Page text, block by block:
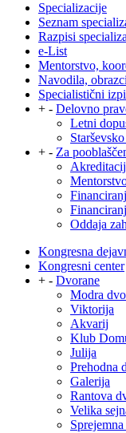
Specializacije
Seznam
Razpisi
e-List
Mentorstvo,
Navodila,
Specialistični
+ - Delovno
Letni
+ - Za
Oddaja
Kongresna
Kongresni center
+ - Dvorane
Modra
Viktorija
Akvarij
Klub
Julija
Prehodna
Galerija
Rantova
Velika